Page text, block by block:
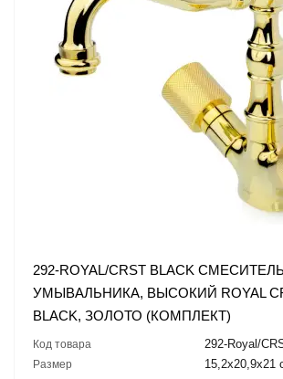
292-ROYAL/CRST BLACK
УМЫВАЛЬНИКА, ВЫСОКИЙ ROYAL
BLACK, ЗОЛОТО (КОМПЛЕКТ)
Код товара 292-Royal/
Размер 15,2x20,9x21